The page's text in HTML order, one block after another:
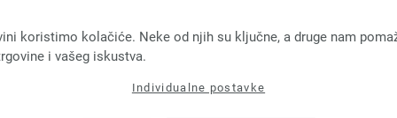
SHIPPING TO
koristimo kolačiće. Neke od njih su ključne, a druge nam
i vašeg iskustva.
Individualne postavke